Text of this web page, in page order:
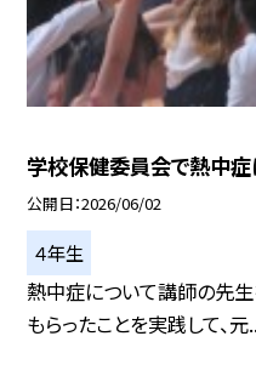
学校保健委員会で熱中症
公開日 2026/06/02
４年生
熱中症について講師の先生
もらったことを実践して、元